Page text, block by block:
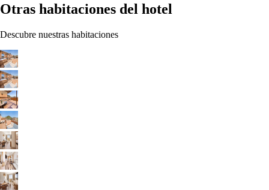
Otras habitaciones del hotel
Descubre nuestras habitaciones